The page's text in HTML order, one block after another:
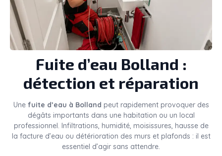
Fuite d’eau Bolland :
détection et réparation
Une fuite d’eau à Bolland peut rapidement provoquer des
dégâts importants dans une habitation ou un local
professionnel. Infiltrations, humidité, moisissures, hausse de
la facture d’eau ou détérioration des murs et plafonds : il est
essentiel d’agir sans attendre.